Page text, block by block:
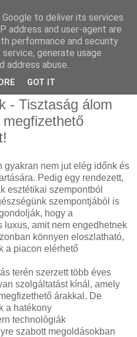
- Tisztaság álom
gyakran nem jut elég időnk és
Pedig egy rendezett,
esztétikai szempontból
szempontjából is
hogy a
luxus, amit nem engedhetnek
könnyen eloszlatható,
a piacon elérhető
terén szerzett több éves
szolgáltatást kínál, amely
árakkal. De
a hatékony
technológiák
szabott megoldásokban
to deliver its services
address and user-agent are
performance and security
generate usage
abuse.
GOT IT